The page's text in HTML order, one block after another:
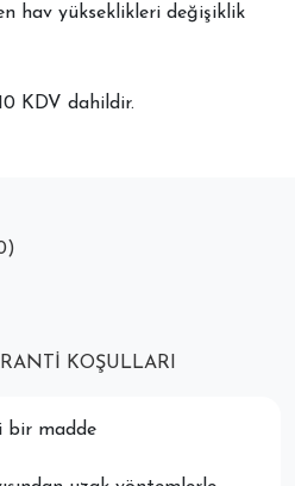
hav yükseklikleri değişiklik
KDV dahildir.
KOŞULLARI
bir madde